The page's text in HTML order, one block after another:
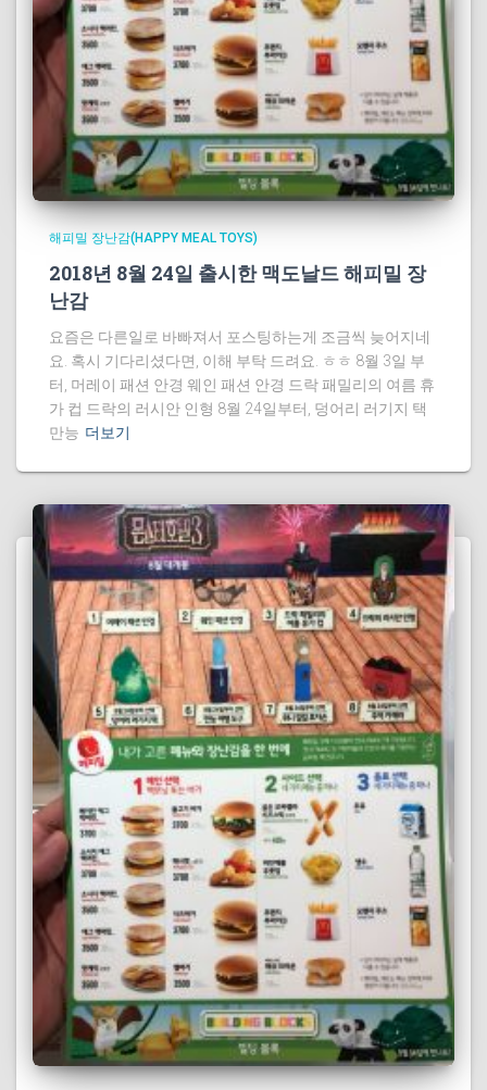
해피밀 장난감(HAPPY MEAL TOYS)
2018년 8월 24일 출시한 맥도날드 해피밀 장
난감
요즘은 다른일로 바빠져서 포스팅하는게 조금씩 늦어지네
요. 혹시 기다리셨다면, 이해 부탁 드려요. ㅎㅎ 8월 3일 부
터, 머레이 패션 안경 웨인 패션 안경 드락 패밀리의 여름 휴
가 컵 드락의 러시안 인형 8월 24일부터, 덩어리 러기지 택
만능 더보기